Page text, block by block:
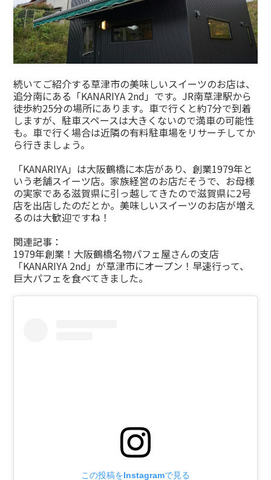
続いてご紹介する草津市の美味しいスイーツのお店は、
追分南にある「KANARIYA 2nd」です。JR南草津駅から
徒歩約25分の場所にあります。車で行くと約7分で到着
しますが、駐車スペースは大きくないので満車の可能性
も。車で行く場合は近隣の有料駐車場をリサーチしてか
ら行きましょう。
「KANARIYA」は大阪鶴橋に本店があり、創業1979年と
いう老舗スイーツ店。家族経営のお店だそうで、お母様
の実家である滋賀県に引っ越してきたので滋賀県に2号
店を出店したのだとか。美味しいスイーツのお店が増え
るのは大歓迎ですね！
関連記事：
1979年創業！大阪鶴橋名物パフェ屋さんの支店
「KANARIYA 2nd」が草津市にオープン！早速行って、
巨大パフェを食べてきました。
この投稿をInstagramで見る